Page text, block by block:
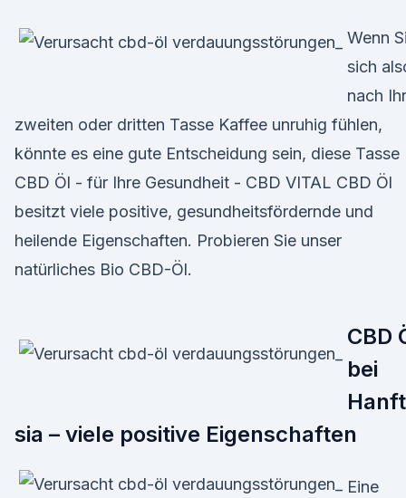
Wenn
sich
nach
zweiten oder dritten Tasse Kaffee unruhig fühlen,
könnte es eine gute Entscheidung sein, diese Tasse
CBD Öl - für Ihre Gesundheit - CBD VITAL CBD Öl
besitzt viele positive, gesundheitsfördernde und
heilende Eigenschaften. Probieren Sie unser
natürliches Bio CBD-Öl.
CBD
bei
sia – viele positive Eigenschaften
Eine